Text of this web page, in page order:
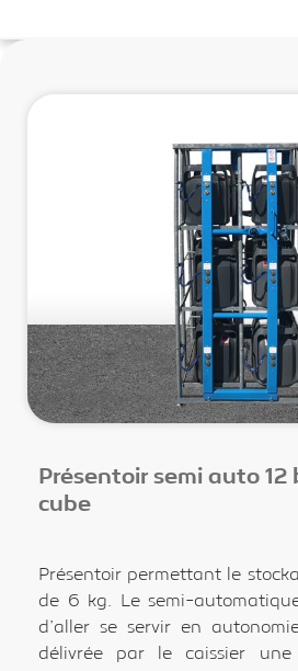
Présentoir semi auto 12
cube
Présentoir permettant le
de 6 kg. Le semi-
d’aller se servir en
délivrée par le caissier